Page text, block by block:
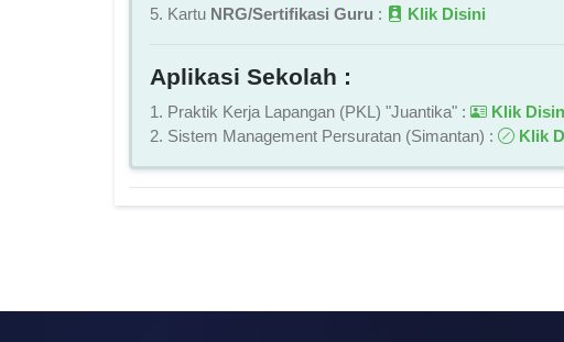
5. Kartu NRG/Sertifikasi Guru : Klik Disini
Aplikasi Sekolah :
1. Praktik Kerja Lapangan (PKL) "Juantika" :
Klik
2. Sistem Management Persuratan (Simantan) :
Klik